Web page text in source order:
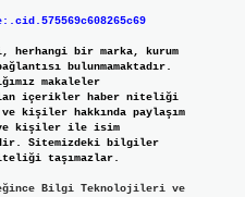
bir marka, kurum
bulunmamaktadır.
makaleler
içerikler haber niteliği
ve kişiler hakkında paylaşım
ve kişiler ile isim
Sitemizdeki bilgiler
taşımazlar.
Bilgi Teknolojileri ve